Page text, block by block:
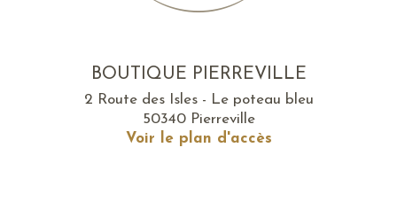
BOUTIQUE PIERREVILLE
2 Route des Isles - Le poteau bleu
50340 Pierreville
Voir le plan d'accès